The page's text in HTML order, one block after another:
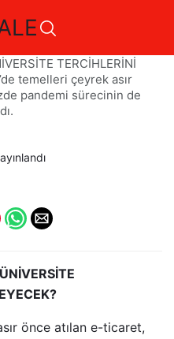
TERCİHLERİNİ
temelleri çeyrek asır
pandemi sürecinin de
önce atılan e-ticaret,